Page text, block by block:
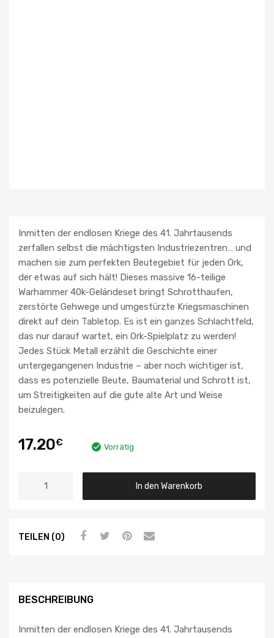
Inmitten der endlosen Kriege des 41. Jahrtausends
zerfallen selbst die mächtigsten Industriezentren… und
machen sie zum perfekten Beutegebiet für jeden Ork,
der etwas auf sich hält! Dieses massive 16-teilige
Warhammer 40k-Geländeset bringt Schrotthaufen,
zerstörte Gehwege und umgestürzte Kriegsmaschinen
direkt auf dein Tabletop. Es ist ein ganzes Schlachtfeld,
das nur darauf wartet, ein Ork-Spielplatz zu werden!
Jedes Stück Metall erzählt die Geschichte einer
untergegangenen Industrie – aber noch wichtiger ist,
dass es potenzielle Beute, Baumaterial und Schrott ist,
um Streitigkeiten auf die gute alte Art und Weise
beizulegen.
17.20€ Vorrätig
In den Warenkorb
TEILEN (0)
BESCHREIBUNG
Inmitten der endlosen Kriege des 41. Jahrtausends